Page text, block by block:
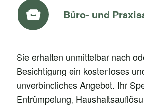
Büro- und
Sie erhalten unmittelbar nach
Besichtigung ein kostenloses
unverbindliches Angebot. Ihr
Entrümpelung,